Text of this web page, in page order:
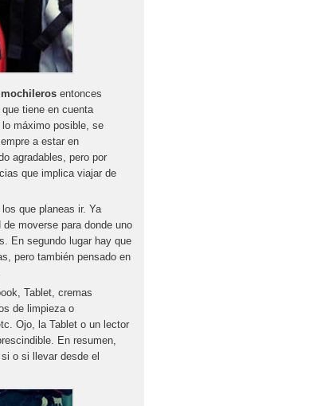
mochileros entonces
tiene en cuenta
máximo posible, se
a estar en
agradables, pero por
que implica viajar de
que planeas ir. Ya
moverse para donde uno
En segundo lugar hay que
pero también pensado en
Tablet, cremas
de limpieza o
Ojo, la Tablet o un lector
En resumen,
o si llevar desde el